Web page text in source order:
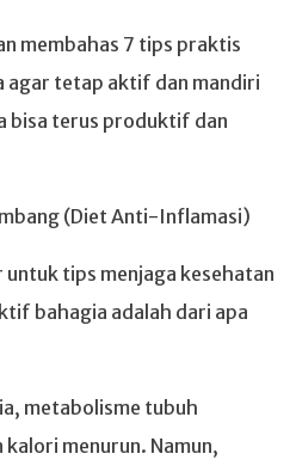
membahas 7 tips praktis
agar tetap aktif dan mandiri
bisa terus produktif dan
(Diet Anti-Inflamasi)
untuk tips menjaga kesehatan
bahagia adalah dari apa
metabolisme tubuh
menurun. Namun,